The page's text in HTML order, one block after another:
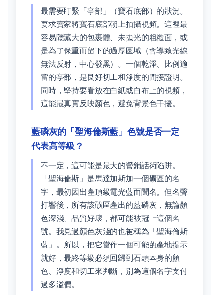
最需要盯緊「亭部」（寶石底部）的狀況。
要求賣家將寶石底部朝上拍攝視頻。這裡最
容易隱藏大的包裹體、未拋光的粗糙面，或
是為了保重而留下的過厚區域（會導致光線
無法反射，中心發黑）。一個乾淨、比例適
當的亭部，是良好切工和淨度的間接證明。
同時，堅持要看放在白紙或白布上的視頻，
這能最真實反映顏色，避免背景色干擾。
藍磷灰的「聖海倫斯藍」色號是否一定
代表高等級？
不一定，這可能是最大的營銷話術陷阱。
「聖海倫斯」是馬達加斯加一個礦區的名
字，最初因出產頂級電光藍而聞名。但名聲
打響後，所有該礦區產出的藍磷灰，無論顏
色深淺、品質好壞，都可能被冠上這個名
號。我見過顏色灰淺的也被稱為「聖海倫斯
藍」。所以，把它當作一個可能的產地提示
就好，最終等級必須回歸到石頭本身的顏
色、淨度和切工來判斷，別為這個名字支付
過多溢價。